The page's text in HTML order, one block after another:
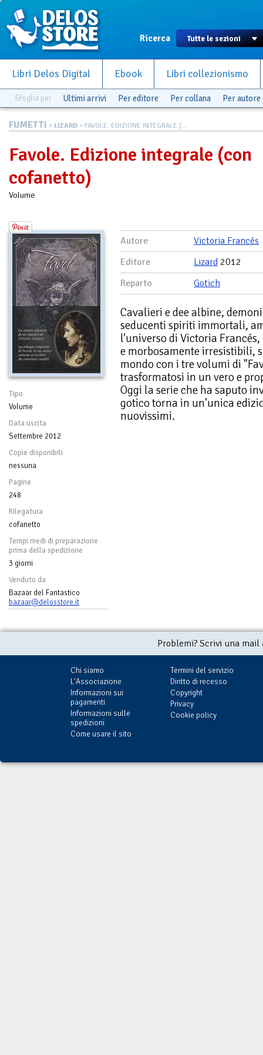
Ricerca
Libri Delos Digital Ebook Libri collezionismo
Sfoglia per Ultimi arrivi Per editore Per collana Per autore
FUMETTI > LIZARD > FAVOLE. EDIZIONE INTEGRALE (...
Favole. Edizione integrale (con
cofanetto)
Volume
Tipo
Volume
Data uscita
Settembre 2012
Copie disponibili
nessuna
Pagine
248
Rilegatura
cofanetto
Tempi medi di preparazione
prima della spedizione
3 giorni
Venduto da
Bazaar del Fantastico
bazaar@delosstore.it
Autore
Victoria Francés
Editore
Lizard 2012
Reparto
Gotich
Cavalieri e dee albine,
seducenti spiriti immortali,
l'universo di Victoria
e morbosamente irresistibili,
mondo con i tre volumi di
trasformatosi in un vero e
Oggi la serie che ha saputo
gotico torna in un'unica
nuovissimi.
Problemi? Scrivi una
Chi siamo
L'Associazione
Informazioni sui
pagamenti
Informazioni sulle
spedizioni
Come usare il sito
Termini del servizio
Diritto di recesso
Copyright
Privacy
Cookie policy